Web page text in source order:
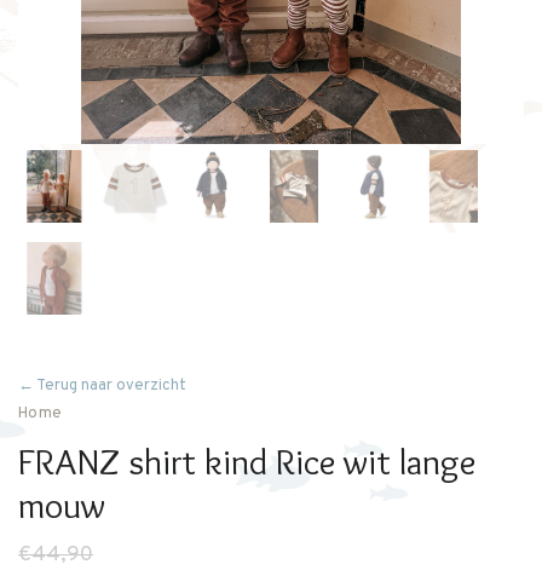
← Terug naar overzicht
Home
FRANZ shirt kind Rice wit lange
mouw
€44,90